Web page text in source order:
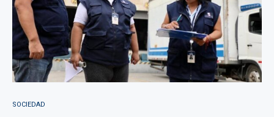
SOCIEDAD